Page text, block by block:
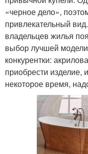
«черное дело»,
привлекательный
владельцев жилья
выбор лучшей
конкурентки:
приобрести изделие,
некоторое время,